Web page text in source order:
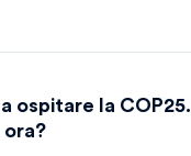
a ospitare la COP25.
ora?